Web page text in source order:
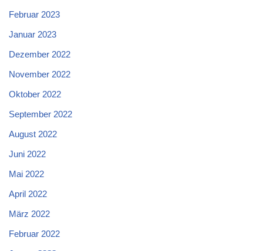
Februar 2023
Januar 2023
Dezember 2022
November 2022
Oktober 2022
September 2022
August 2022
Juni 2022
Mai 2022
April 2022
März 2022
Februar 2022